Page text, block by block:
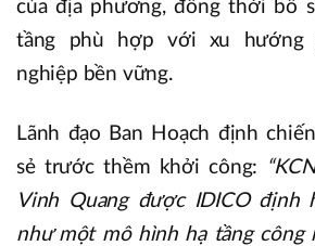
của địa phương, đồng thời bổ
tầng phù hợp với xu hướng
nghiệp bền vững.
Lãnh đạo Ban Hoạch định
sẻ trước thềm khởi công:
Vinh Quang được IDICO định
như một mô hình hạ tầng công